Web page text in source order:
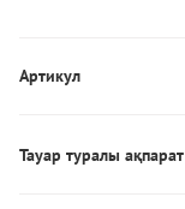
Артикул
Тауар туралы ақпарат